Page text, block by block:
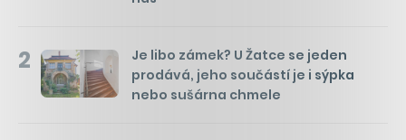
2
Je libo zámek? U Žatce se jeden
prodává, jeho součástí je i sýpka
nebo sušárna chmele